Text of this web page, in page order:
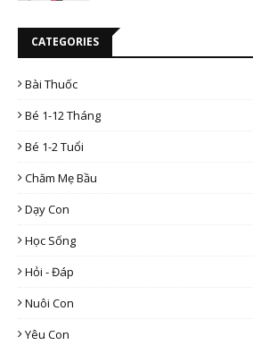
CATEGORIES
Bài Thuốc
Bé 1-12 Tháng
Bé 1-2 Tuổi
Chăm Mẹ Bầu
Dạy Con
Học Sống
Hỏi - Đáp
Nuôi Con
Yêu Con